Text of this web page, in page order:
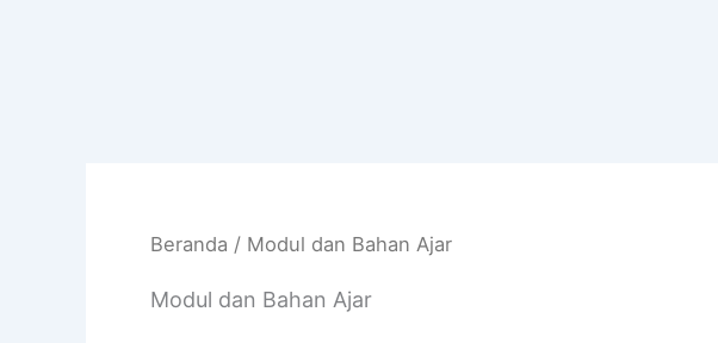
Beranda / Modul dan Bahan Ajar
Modul dan Bahan Ajar